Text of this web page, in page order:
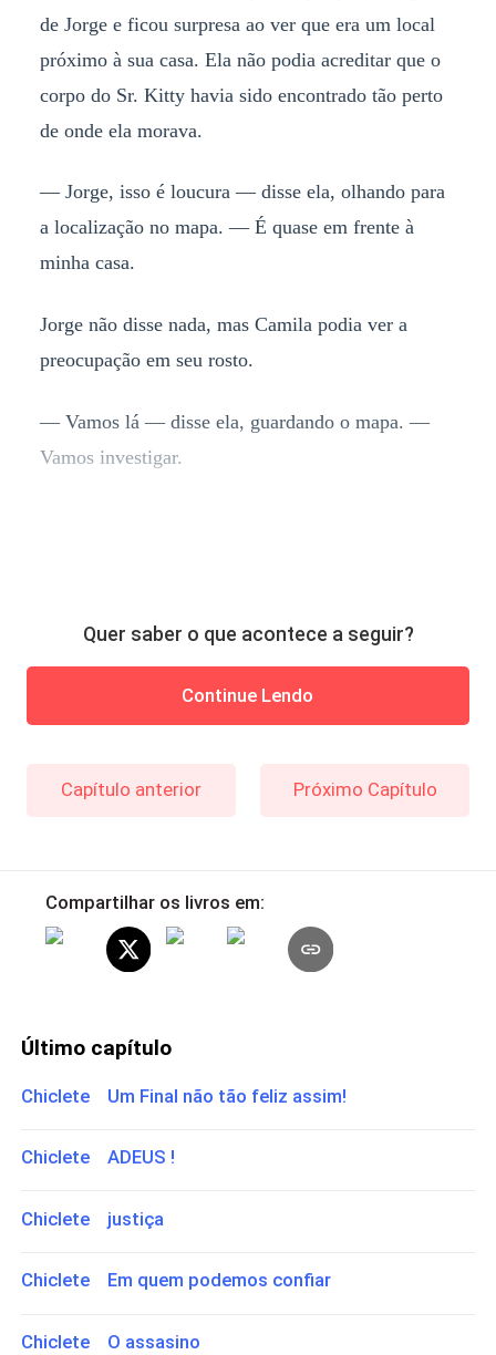
de Jorge e ficou surpresa ao ver que era um local
próximo à sua casa. Ela não podia acreditar que o
corpo do Sr. Kitty havia sido encontrado tão perto
de onde ela morava.
— Jorge, isso é loucura — disse ela, olhando para
a localização no mapa. — É quase em frente à
minha casa.
Jorge não disse nada, mas Camila podia ver a
preocupação em seu rosto.
— Vamos lá — disse ela, guardando o mapa. —
Vamos investigar.
Quer saber o que acontece a seguir?
Continue Lendo
Capítulo anterior Próximo Capítulo
Compartilhar os livros em:
Último capítulo
Chiclete Um Final não tão feliz assim!
Chiclete ADEUS !
Chiclete justiça
Chiclete Em quem podemos confiar
Chiclete O assasino